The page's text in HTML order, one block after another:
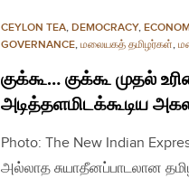
CEYLON TEA, DEMOCRACY,
GOVERNANCE, மலையகத் தமிழர்கள்,
குக்கூ… குக்கூ முதல்
அடித்தளமிடக்கூடிய
Photo: The New Indian
அல்லாத சுயாதீனப்பாடலான